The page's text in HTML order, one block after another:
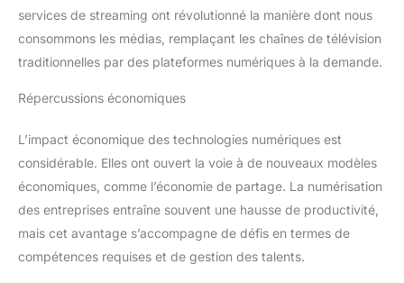
services de streaming ont révolutionné la manière dont nous
consommons les médias, remplaçant les chaînes de télévision
traditionnelles par des plateformes numériques à la demande.
Répercussions économiques
L’impact économique des technologies numériques est
considérable. Elles ont ouvert la voie à de nouveaux modèles
économiques, comme l’économie de partage. La numérisation
des entreprises entraîne souvent une hausse de productivité,
mais cet avantage s’accompagne de défis en termes de
compétences requises et de gestion des talents.